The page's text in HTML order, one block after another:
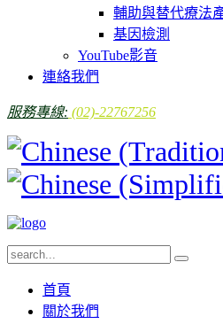
輔助與替代療法
基因檢測
YouTube影音
連絡我們
服務專線: (02)-22767256
首頁
關於我們